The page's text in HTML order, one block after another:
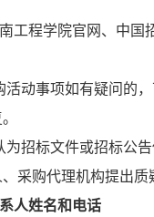
工程学院官网 、中国
活动事项如有疑问的
为招标文件或招标公
采购代理机构提出质
人姓名和电话